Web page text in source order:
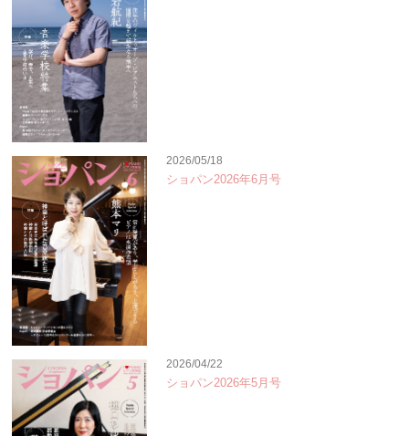
2026/05/18
ショパン2026年6月号
2026/04/22
ショパン2026年5月号